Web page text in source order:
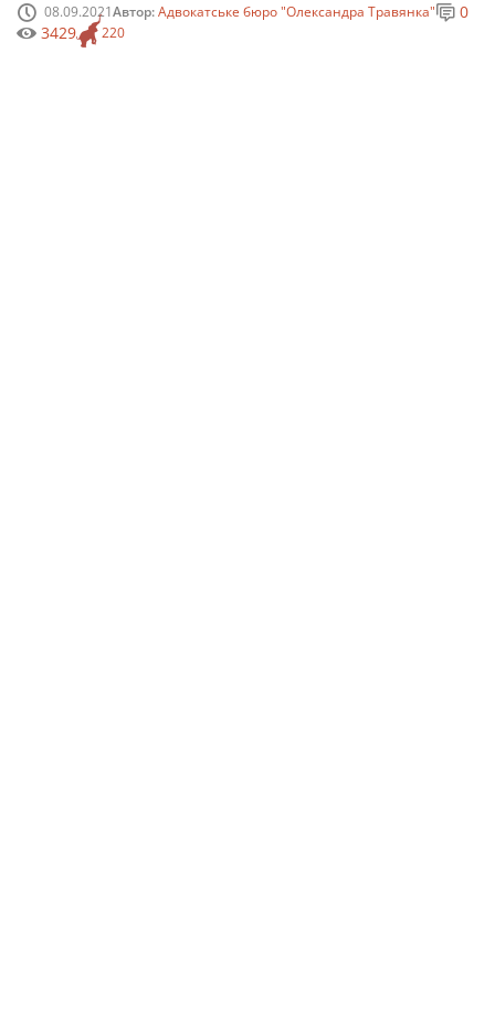
08.09.2021Автор:Адвокатське бюро "Олександра Травянка"
220
0
3429